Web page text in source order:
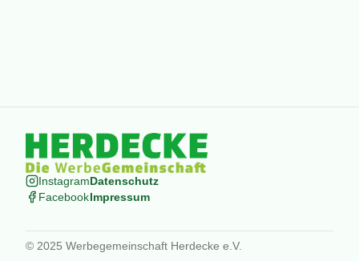
Instagram
Facebook
Datenschutz
Impressum
© 2025 Werbegemeinschaft Herdecke e.V.